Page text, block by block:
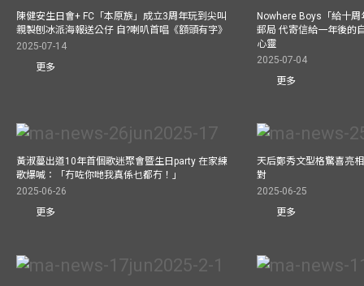
陳健安生日會+ FC「本原族」成立3周年玩到尖叫
親製刨冰派海報送公仔 自?喇叭首唱《額頭有字》
2025-07-14
更多
Nowhere Boys「給十
郵局 代寄信給一年後的
心靈
2025-07-04
更多
黃淑蔓出道10年首個歌迷聚會暨生日party 在家練
歌爆喊：「冇咗你哋我真係乜都冇！」
2025-06-26
更多
天后鄭秀文型格驚喜亮
對
2025-06-25
更多